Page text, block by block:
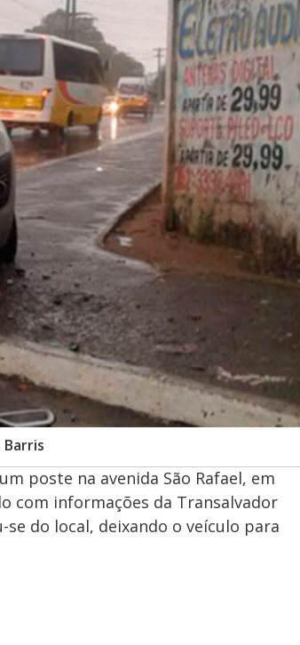
poste na avenida São Rafael, em
com informações da Transalvador
do local, deixando o veículo para